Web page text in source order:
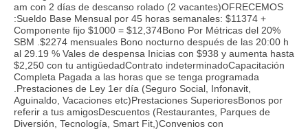
am con 2 días de descanso rolado (2 vacantes)OFRECEMOS
:Sueldo Base Mensual por 45 horas semanales: $11374 +
Componente fijo $1000 = $12,374Bono Por Métricas del 20%
SBM .$2274 mensuales Bono nocturno después de las 20:00 h
al 29.19 % Vales de despensa Inicias con $938 y aumenta hasta
$2,250 con tu antigüedadContrato indeterminadoCapacitación
Completa Pagada a las horas que se tenga programada
.Prestaciones de Ley 1er día (Seguro Social, Infonavit,
Aguinaldo, Vacaciones etc)Prestaciones SuperioresBonos por
referir a tus amigosDescuentos (Restaurantes, Parques de
Diversión, Tecnología, Smart Fit,)Convenios con